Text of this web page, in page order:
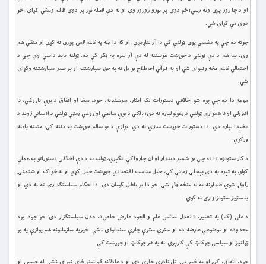
او د چا زور پرې ونه رسي؛ خو دوی پر نورو زورور وي او له دې لامله نور پر دوی ظلم ونشي کړای؛ خو
دوی يې کړای شي.
جوته ده چې په دغسې يوې ټولنې کې دا آر لتاړېږي. او که دا ډله په ظلم لاس پورې نه کړي او متقي هم
وي، بيا هم د دې ټولنې د جوړښت غوښتنه له دې آر سره په ټکر کې ده. ټولنه بايد داسې وي چې د
احتمالي ظلم مخه ونيوای شي او په قرآني اصطلاح يو بل ته په حق سپارښتنه او پر صبر سپارښتنه وکړای
شي.
مهمه دا ده چې پوه شو اخلاقي دستورات لکه ايثار، سرښندنه، جود، سخا او انفاق د يوې ناروغي، نا
انډولې او نا هموارې ټولنې د رغولو لپاره نه دي؛ بلکې د يوې سالمې او روغې رمټې ټولنې د انساني ژوند د
غځېدا لپاره دي. دا دستورات جوړښت سازي نه دي. يوازې د يو سالم جوړښت په دننه کې، مثبته پايله
ورکوي.
د کار ستونزه دا ده چې يو شمېر دیندار او ان چارواکي انګېري، ټولنه به د دې اخلاقي دستوراتو په عملي
کولو، په تېره په دې پېچلې زمانې کې، خپل مناسب اقتصادي جوړښت خپل کړي او له ځواک او شتمنۍ
راولاړ شوي ظملونه به له منځه ولاړ شي؛ خو دا يو باطل ګومان دی. دا احکام سياستګذارۍ ته نه دي او
بنسټيز ستونزاواری نه کوي.
د علي (ک) په تعبير، «العدل سائس عام و الجود عارض خاص»، عدل سياستګزار دی؛ خو جود، يوه
محدوده او موضوعي عارضه ده او سترې سترې چارې سنبالولای نشي. خيريه سازمانونه هم يوازې په يو
ټولنيز او سياسي چوکاټ کې کارېږي نه په هر چوکاټ او جوړښت کې.